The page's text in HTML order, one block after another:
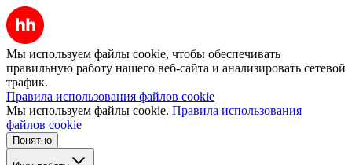
Мы используем файлы cookie, чтобы обеспечивать
правильную работу нашего веб-сайта и анализировать сетевой
трафик.
Правила использования файлов cookie
Мы используем файлы cookie. Правила использования
файлов cookie
Понятно